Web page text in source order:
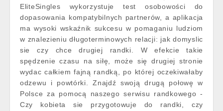
EliteSingles wykorzystuje test osobowości do
dopasowania kompatybilnych partnerów, a aplikacja
ma wysoki wskaźnik sukcesu w pomaganiu ludziom
w znalezieniu długoterminowych relacji: jak domyslic
sie czy chce drugiej randki. W efekcie takie
spędzenie czasu na siłę, może się drugiej stronie
wydac całkiem fajną randką, po której oczekiwałaby
odzewu i powtórki. Znajdź swoją drugą połowę w
Polsce za pomocą naszego serwisu randkowego -
Czy kobieta sie przygotowuje do randki, czy